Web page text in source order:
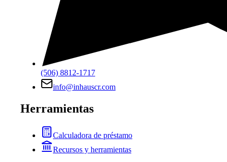
(506) 8812-1717
info@inhauscr.com
Herramientas
Calculadora de préstamo
Recursos y herramientas